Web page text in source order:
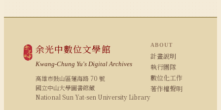
余光中數位文學館
Kwang-Chung Yu's Digital Archives
高雄市鼓山區蓮海路 70 號
國立中山大學圖書館藏
National Sun Yat-sen University Library
ABOUT
計畫說明
執行團隊
數位化工作
著作權聲明